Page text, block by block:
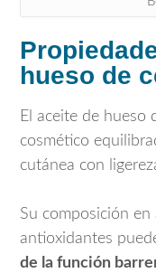
hueso de
El aceite de hueso
cosmético
cutánea con
Su composición
antioxidantes
de la función